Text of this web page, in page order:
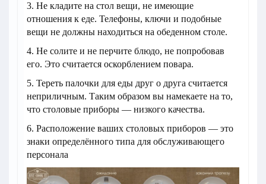
3. Не кладите на стол вещи, не имеющие
отношения к еде. Телефоны, ключи и подобные
вещи не должны находиться на обеденном столе.
4. Не солите и не перчите блюдо, не попробовав
его. Это считается оскорблением повара.
5. Тереть палочки для еды друг о друга считается
неприличным. Таким образом вы намекаете на то,
что столовые приборы — низкого качества.
6. Расположение ваших столовых приборов — это
знаки определённого типа для обслуживающего
персонала